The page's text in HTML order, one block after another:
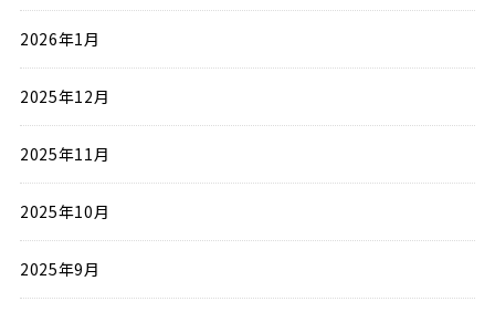
2026年1月
2025年12月
2025年11月
2025年10月
2025年9月